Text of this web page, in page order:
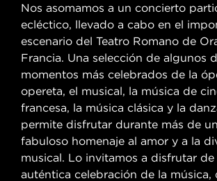
Nos asomamos a un concierto
ecléctico, llevado a cabo en el
escenario del Teatro Romano de
Francia. Una selección de algunos
momentos más celebrados de la
opereta, el musical, la música de
francesa, la música clásica y la
permite disfrutar durante más de
fabuloso homenaje al amor y a la
musical. Lo invitamos a disfrutar de
auténtica celebración de la música,